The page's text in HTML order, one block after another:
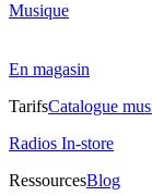
Musique
En magasin
TarifsCatalogue
Radios In-store
RessourcesBlog